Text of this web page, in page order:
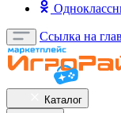
Ссылка на
Каталог